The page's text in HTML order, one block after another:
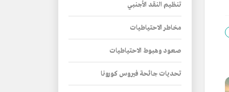
تنظيم النقد الأجنبي
مخاطر الاحتياطيات
صعود وهبوط الاحتياطيات
تحديات جائحة فيروس كورونا